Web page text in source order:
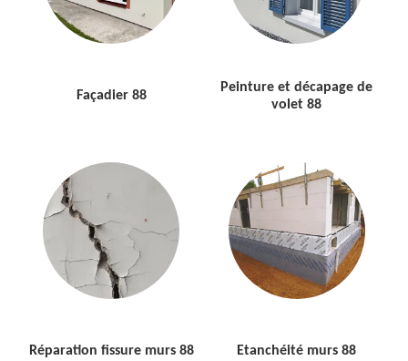
Façadier 88
Peinture et décapage de
volet 88
Réparation fissure murs 88 Etanchéité murs 88